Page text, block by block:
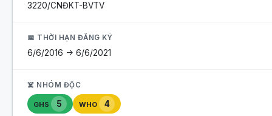
3220/CNĐKT-BVTV
📅 THỜI HẠN ĐĂNG KÝ
6/6/2016 -> 6/6/2021
☠️ NHÓM ĐỘC
GHS 5 WHO 4